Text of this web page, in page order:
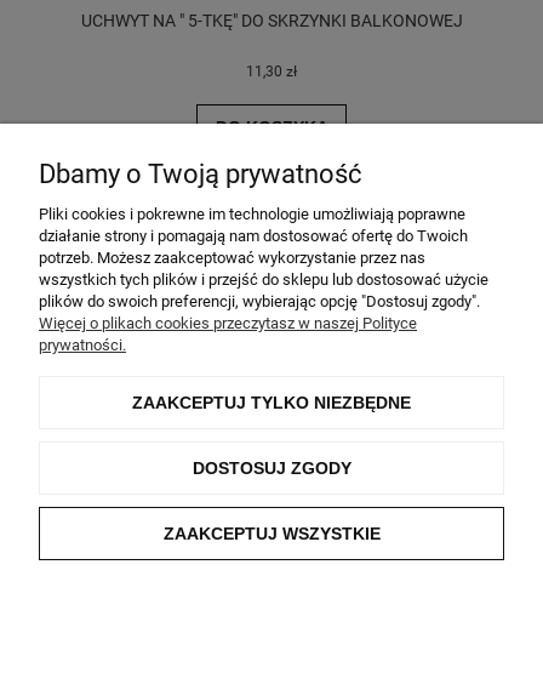
UCHWYT NA " 5-TKĘ" DO SKRZYNKI BALKONOWEJ
11,30 zł
DO KOSZYKA
Pomoc
Moje konto
Dbamy o Twoją prywatność
Pliki cookies i pokrewne im technologie umożliwiają poprawne
działanie strony i pomagają nam dostosować ofertę do Twoich
potrzeb. Możesz zaakceptować wykorzystanie przez nas
wszystkich tych plików i przejść do sklepu lub dostosować użycie
plików do swoich preferencji, wybierając opcję "Dostosuj zgody".
Więcej o plikach cookies przeczytasz w naszej Polityce
prywatności.
ZAAKCEPTUJ TYLKO NIEZBĘDNE
DOSTOSUJ ZGODY
ZAAKCEPTUJ WSZYSTKIE